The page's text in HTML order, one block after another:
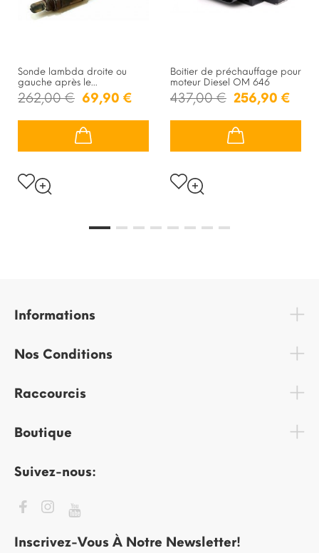
Sonde lambda droite ou
gauche après le...
262,00 € 69,90 €
Boitier de préchauffage pour
moteur Diesel OM 646
437,00 € 256,90 €
Informations
Nos Conditions
Raccourcis
Boutique
Suivez-nous:
Inscrivez-Vous À Notre Newsletter!